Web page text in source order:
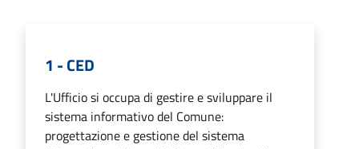
1 - CED
L'Ufficio si occupa di gestire e sviluppare il
sistema informativo del Comune:
progettazione e gestione del sistema